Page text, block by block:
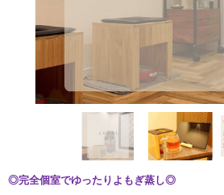
◎完全個室でゆったりよもぎ蒸し◎